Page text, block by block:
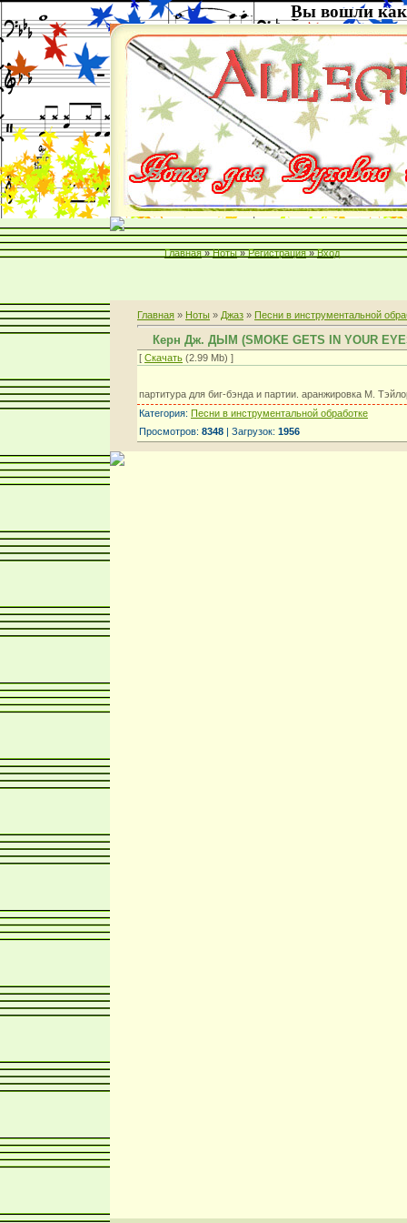
Вы вошли как
Главная » Ноты » Регистрация » Вход
Главная » Ноты » Джаз » Песни в инструментальной
Керн Дж. ДЫМ (SMOKE GETS IN YOUR
[ Скачать (2.99 Mb) ]
партитура для биг-бэнда и партии. аранжировка М.
Категория: Песни в инструментальной обработке
Просмотров: 8348 | Загрузок: 1956